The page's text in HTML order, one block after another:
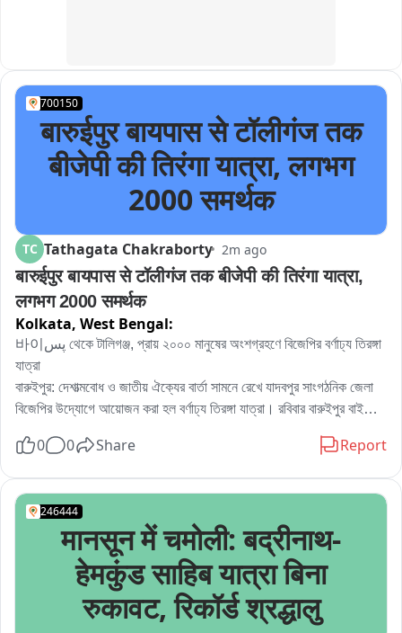
के शहरी और ग्रामीण क्षेत्रों में पहुंचकर लोगों को अभियान की जानकारी दी
जाएगी। प्रशासन का प्रयास है कि स्वतंत्रता दिवस से पहले जिले के
अधिक से अधिक परिवार इस अभियान से जुड़ें और पूरे जिले में तिरंगे के प्रति
सम्मान तथा देशभक्ति की भावना का वातावरण बने।
लघु सचिवालय से प्रचार वाहन के रवाना होने के साथ ही झज्जर जिले में ‘हर
घर तिरंगा’ अभियान ने औपचारिक रूप से गति पकड़ ली है। अब आने वाले
दिनों में यह प्रचार वाहन जिले के विभिन्न क्षेत्रों में देशभक्ति का संदेश लेकर
पहुंचेगा और लोगों को राष्ट्रध्वज के सम्मान के साथ स्वतंत्रता दिवस
আইন ব্যবস্থার প্রতি আমাদের সম্পূর্ণ আস্থা রয়েছে। আমরা আশাবাদী, আইন
ব্যবস্থা কাদম্বিনীকে সুবিচার দেবে।”
তিনি আরও বলেন, “আজকের দিনটা অত্যন্ত দুঃখের। এই কলেজেই আমি পাঁচ বছর
কাটিয়েছি। এমন একটি ঘটনা ঘটে যাবে, তা স্বপ্নেও ভাবিনি। আমরা চাই এই ঘটনায়
দৃষ্টান্তমূলক শাস্তি হোক。”
কাদম্বিনীর সহপাঠী চিকিৎসক সোমনাথ বন্দ্যোপাধ্যায়ও তাঁর স্মৃতিচারণ করেন। তাঁর
কথায়, কাদম্বিনী অত্যন্ত শান্ত স্বভাবের মেয়ে ছিলেন। তাঁর মৃত্যু এখনও
সহপাঠীদের কাছে গভীর বেদনার। বিচার না পাওয়া পর্যন্ত এই লড়াই থামবে না বলেও
জানান তাঁরা।
এদিন কাদম্বিনীর মৃত্যুবার্ষিকীতে কলেজ ও hospital চত্বরে শোকের আবহ তৈরি
হয়। সহপাঠী, শিক্ষক, অধ্যাপক এবং চিকিৎসকরা তাঁর স্মৃতির প্রতি শ্রদ্ধা জানান।
তাঁদের একটাই দাবি—ঘটনার প্রকৃত সত্য সামনে আসুক এবং দোষীদের দৃষ্টান্তমূলক
700150
बारुईपुर बायपास से टॉलीगंज तक
बीजेपी की तिरंगा यात्रा, लगभग
2000 समर्थक
TC Tathagata Chakraborty 2m ago
बारुईपुर बायपास से टॉलीगंज तक बीजेपी की तिरंगा यात्रा,
लगभग 2000 समर्थक
Kolkata, West Bengal:
바이پس থেকে টালিগঞ্জ, প্রায় ২০০০ মানুষের অংশগ্রহণে বিজেপির বর্ণাঢ্য তিরঙ্গা
যাত্রা
বারুইপুর: দেশাত্মবোধ ও জাতীয় ঐক্যের বার্তা সামনে রেখে যাদবপুর সাংগঠনিক জেলা
বিজেপির উদ্যোগে আয়োজন করা হল বর্ণাঢ্য তিরঙ্গা যাত্রা। রবিবার বারুইপুর বাইপাস
কর্মসূচিতে অংশ নেন প্রায় ২০০০ মানুষ।
বিভিন্ন দেশাত্মবোধক স্লোগান দিতে দিয়ে এগিয়ে চলে তিরঙ্গা যাত্রা। যাত্রাপথের
مختلف এলাকায় রাস্তার দু’পাশে বহু মানুষকে দাঁড়িয়ে কর্মসূচি দেখতে দেখা যায়।
এই কর্মসূচিতে উপস্থিত ছিলেন যাদবপুর সাংগঠনিক জেলা বিজেপির সভাপতি মনোরঞ্জন
জোরদার-সহ দলের একাধিক নেতা ও কর্মী। তিরঙ্গা যাত্রাকে ঘিরে দলীয় কর্মী-
সমর্থকদের মধ্যে ব্যাপক উৎসাহ ও উদ্দীপনা লক্ষ্য করা যায়。
বিজেপি নেতৃত্বের বক্তব্য, জাতীয় পতাকার মর্যাদা, দেশাত্মবোধ এবং জাতীয় ঐক্যের
বার্তা সাধারণ মানুষের কাছে আরও বেশি করে পৌঁছে দেওয়ার লক্ষ্যেই এই কর্মসূচির
0 0 Share Report
246444
मानसून में चमोली: बद्रीनाथ-
हेमकुंड साहिब यात्रा बिना
रुकावट, रिकॉर्ड श्रद्धालु